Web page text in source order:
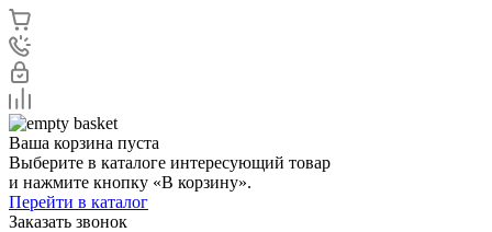
Ваша корзина пуста
Выберите в каталоге интересующий товар
и нажмите кнопку «В корзину».
Перейти в каталог
Заказать звонок